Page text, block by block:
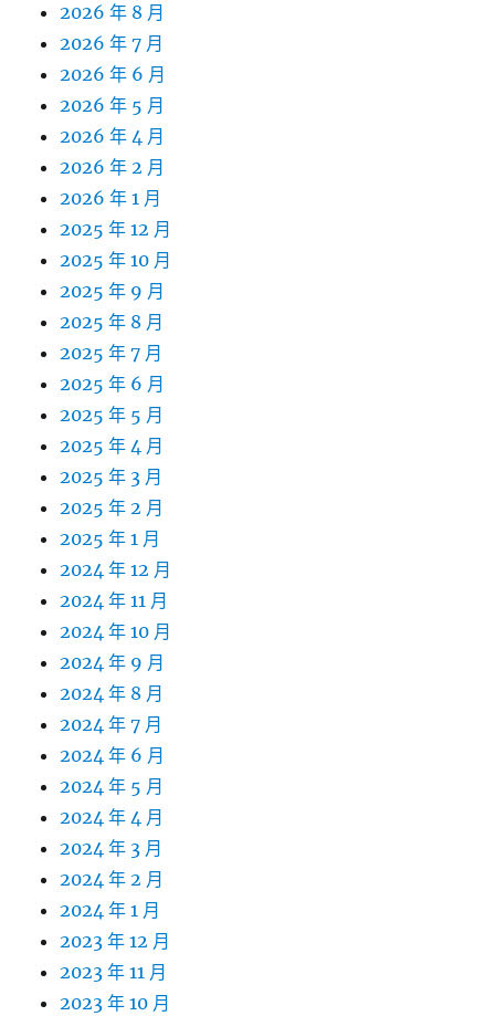
2026 年 8 月
2026 年 7 月
2026 年 6 月
2026 年 5 月
2026 年 4 月
2026 年 2 月
2026 年 1 月
2025 年 12 月
2025 年 10 月
2025 年 9 月
2025 年 8 月
2025 年 7 月
2025 年 6 月
2025 年 5 月
2025 年 4 月
2025 年 3 月
2025 年 2 月
2025 年 1 月
2024 年 12 月
2024 年 11 月
2024 年 10 月
2024 年 9 月
2024 年 8 月
2024 年 7 月
2024 年 6 月
2024 年 5 月
2024 年 4 月
2024 年 3 月
2024 年 2 月
2024 年 1 月
2023 年 12 月
2023 年 11 月
2023 年 10 月